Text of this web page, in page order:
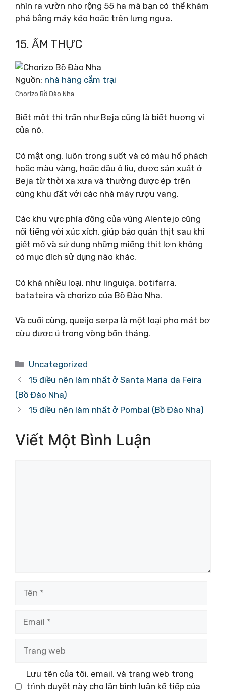
nhìn ra vườn nho rộng 55 ha mà bạn có thể khám
phá bằng máy kéo hoặc trên lưng ngựa.
15. ẨM THỰC
Nguồn: nhà hàng cắm trại
Chorizo ​​Bồ Đào Nha
Biết một thị trấn như Beja cũng là biết hương vị
của nó.
Có mật ong, luôn trong suốt và có màu hổ phách
hoặc màu vàng, hoặc dầu ô liu, được sản xuất ở
Beja từ thời xa xưa và thường được ép trên
cùng khu đất với các nhà máy rượu vang.
Các khu vực phía đông của vùng Alentejo cũng
nổi tiếng với xúc xích, giúp bảo quản thịt sau khi
giết mổ và sử dụng những miếng thịt lợn không
có mục đích sử dụng nào khác.
Có khá nhiều loại, như linguiça, botifarra,
batateira và chorizo ​​của Bồ Đào Nha.
Và cuối cùng, queijo serpa là một loại pho mát bơ
cừu được ủ trong vòng bốn tháng.
Danh
mục
Uncategorized
15 điều nên làm nhất ở Santa Maria da Feira
(Bồ Đào Nha)
15 điều nên làm nhất ở Pombal (Bồ Đào Nha)
Viết Một Bình Luận
web
Lưu tên của tôi, email, và trang web trong
trình duyệt này cho lần bình luận kế tiếp của